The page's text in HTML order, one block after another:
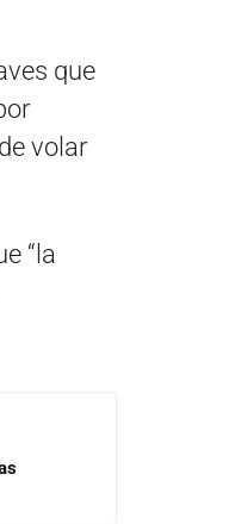
que
volar
“la